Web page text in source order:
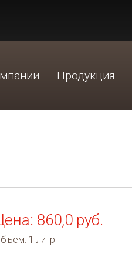
Продукция
860,0 руб.
1 литр